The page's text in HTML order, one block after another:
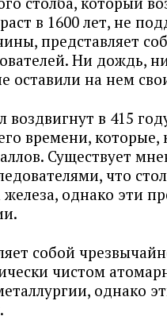
в 1600 лет, не
представляет
Ни дождь,
оставили на нем
в 415
времени, которые,
Существует
что
однако эти
собой
чистом
однако